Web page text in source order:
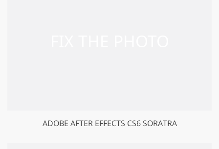
ADOBE AFTER EFFECTS CS6 SORATRA